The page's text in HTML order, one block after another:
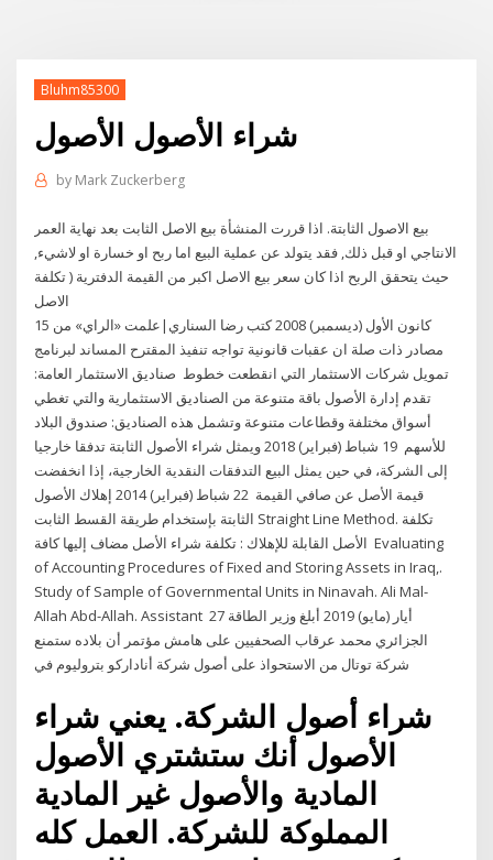
Bluhm85300
شراء الأصول الأصول
by Mark Zuckerberg
بيع الاصول الثابتة. اذا قررت المنشأة بيع الاصل الثابت بعد نهاية العمر
الانتاجي او قبل ذلك, فقد يتولد عن عملية البيع اما ربح او خسارة او لاشيء,
حيث يتحقق الربح اذا كان سعر بيع الاصل اكبر من القيمة الدفترية ( تكلفة
الاصل
15 كانون الأول (ديسمبر) 2008 كتب رضا السناري|علمت «الراي» من
مصادر ذات صلة ان عقبات قانونية تواجه تنفيذ المقترح المساند لبرنامج
تمويل شركات الاستثمار التي انقطعت خطوط صناديق الاستثمار العامة:
تقدم إدارة الأصول باقة متنوعة من الصناديق الاستثمارية والتي تغطي
أسواق مختلفة وقطاعات متنوعة وتشمل هذه الصناديق: صندوق البلاد
للأسهم 19 شباط (فبراير) 2018 ويمثل شراء الأصول الثابتة تدفقا خارجيا
إلى الشركة، في حين يمثل البيع التدفقات النقدية الخارجية، إذا انخفضت
قيمة الأصل عن صافي القيمة 22 شباط (فبراير) 2014 إهلاك الأصول
الثابتة بإستخدام طريقة القسط الثابت Straight Line Method. تكلفة
الأصل القابلة للإهلاك : تكلفة شراء الأصل مضاف إليها كافة Evaluating
of Accounting Procedures of Fixed and Storing Assets in Iraq,.
Study of Sample of Governmental Units in Ninavah. Ali Mal-
Allah Abd-Allah. Assistant 27 أيار (مايو) 2019 أبلغ وزير الطاقة
الجزائري محمد عرقاب الصحفيين على هامش مؤتمر أن بلاده ستمنع
شراء أصول الشركة. يعني شراء
الأصول أنك ستشتري الأصول
المادية والأصول غير المادية
المملوكة للشركة. العمل كله